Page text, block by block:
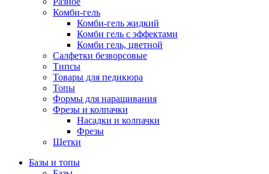
Комби-гель
Комби-гель жидкий
Комби гель с эффектами
Комби гель, цветной
Салфетки безворсовые
Типсы
Товары для педикюра
Топы
Формы для наращивания
Фрезы и колпачки
Насадки и колпачки
Фрезы
Щетки
Базы и топы